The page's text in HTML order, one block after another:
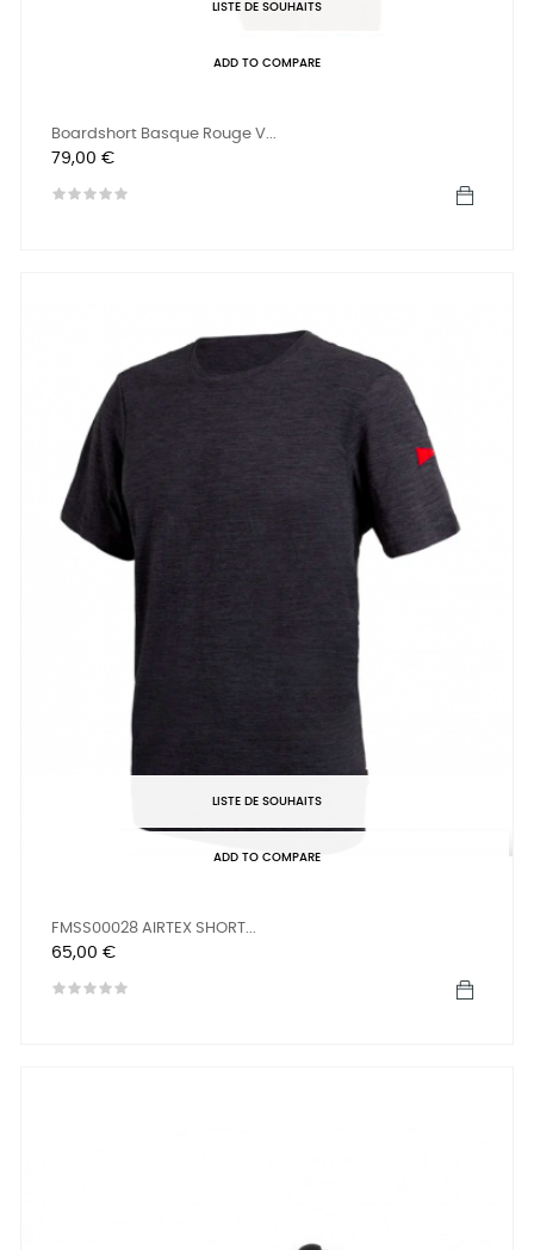
LISTE DE SOUHAITS
ADD TO COMPARE
Boardshort Basque Rouge V...
Prix
79,00 €
LISTE DE SOUHAITS
ADD TO COMPARE
FMSS00028 AIRTEX SHORT...
Prix
65,00 €